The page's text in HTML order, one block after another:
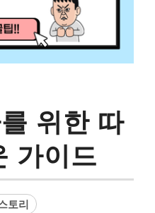
위한 따
가이드
토리